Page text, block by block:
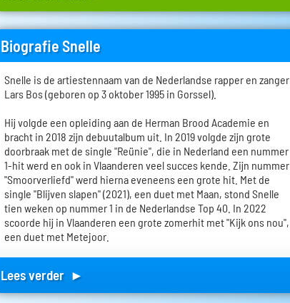
Biografie Snelle
Snelle is de artiestennaam van de Nederlandse rapper en zanger
Lars Bos (geboren op 3 oktober 1995 in Gorssel).
Hij volgde een opleiding aan de Herman Brood Academie en
bracht in 2018 zijn debuutalbum uit. In 2019 volgde zijn grote
doorbraak met de single "Reünie", die in Nederland een nummer
1-hit werd en ook in Vlaanderen veel succes kende. Zijn nummer
"Smoorverliefd" werd hierna eveneens een grote hit. Met de
single "Blijven slapen" (2021), een duet met Maan, stond Snelle
tien weken op nummer 1 in de Nederlandse Top 40. In 2022
scoorde hij in Vlaanderen een grote zomerhit met "Kijk ons nou",
een duet met Metejoor.
Lees verder ►